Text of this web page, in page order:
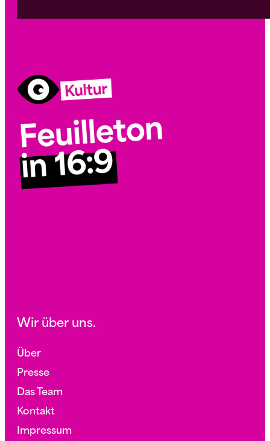
Wir über uns.
Über
Presse
Das Team
Kontakt
Impressum